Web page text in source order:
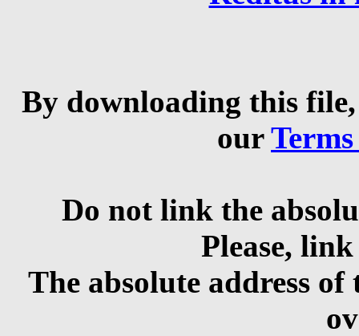
By downloading this
our
Do not link the
Please,
The absolute address